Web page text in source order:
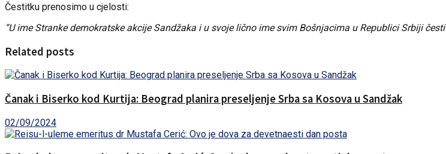
Čestitku prenosimo u cjelosti:
“U ime Stranke demokratske akcije Sandžaka i u svoje lično ime svim Bošnjacima u Republici Srbiji
Related posts
Čanak i Biserko kod Kurtija: Beograd planira preseljenje Srba sa Kosova u Sandžak
02/09/2024